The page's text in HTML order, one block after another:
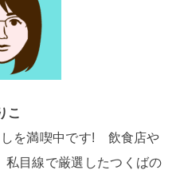
こ
を満喫中です! 飲食店や
私目線で厳選したつくばの